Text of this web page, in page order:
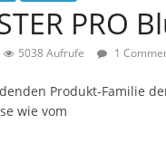
PRO
5038 Aufrufe 1
Produkt-Familie
wie vom